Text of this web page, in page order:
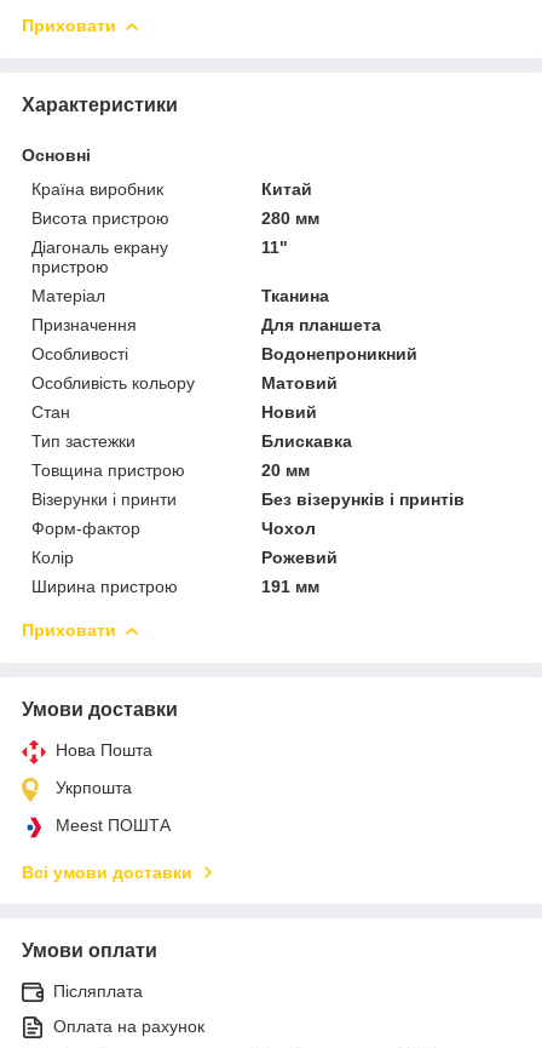
Приховати
Характеристики
Основні
Країна виробник
Китай
Висота пристрою
280 мм
Діагональ екрану
пристрою
11"
Матеріал
Тканина
Призначення
Для планшета
Особливості
Водонепроникний
Особливість кольору
Матовий
Стан
Новий
Тип застежки
Блискавка
Товщина пристрою
20 мм
Візерунки і принти
Без візерунків і принтів
Форм-фактор
Чохол
Колір
Рожевий
Ширина пристрою
191 мм
Приховати
Умови доставки
Нова Пошта
Укрпошта
Meest ПОШТА
Всі умови доставки
Умови оплати
Післяплата
Оплата на рахунок